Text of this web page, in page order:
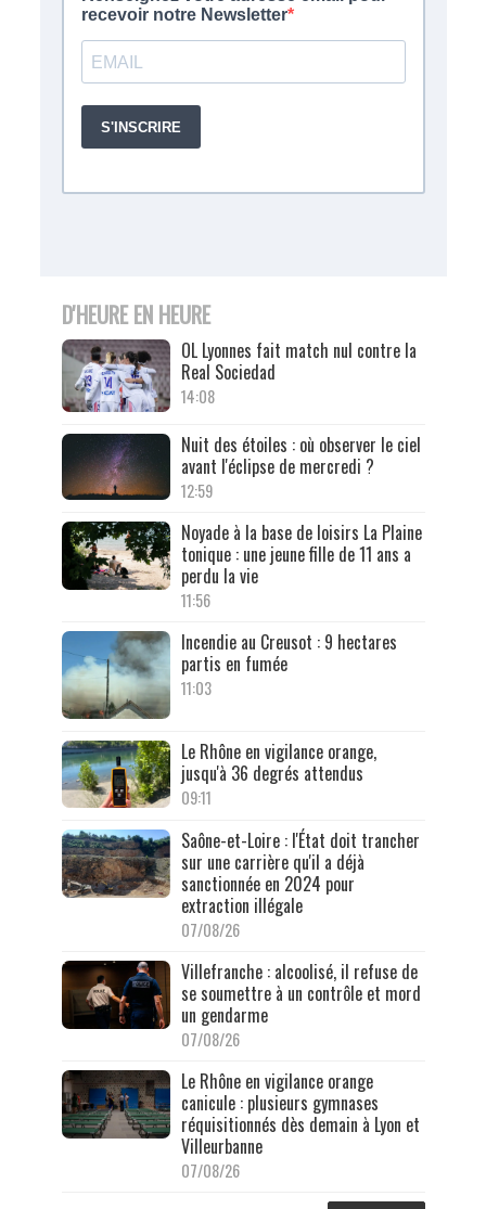
D'HEURE EN HEURE
OL Lyonnes fait match nul contre la
Real Sociedad
14:08
Nuit des étoiles : où observer le ciel
avant l'éclipse de mercredi ?
12:59
Noyade à la base de loisirs La Plaine
tonique : une jeune fille de 11 ans a
perdu la vie
11:56
Incendie au Creusot : 9 hectares
partis en fumée
11:03
Le Rhône en vigilance orange,
jusqu'à 36 degrés attendus
09:11
Saône-et-Loire : l'État doit trancher
sur une carrière qu'il a déjà
sanctionnée en 2024 pour
extraction illégale
07/08/26
Villefranche : alcoolisé, il refuse de
se soumettre à un contrôle et mord
un gendarme
07/08/26
Le Rhône en vigilance orange
canicule : plusieurs gymnases
réquisitionnés dès demain à Lyon et
Villeurbanne
07/08/26